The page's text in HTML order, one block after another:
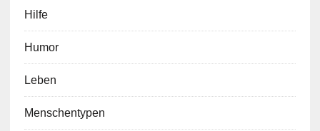
Hilfe
Humor
Leben
Menschentypen